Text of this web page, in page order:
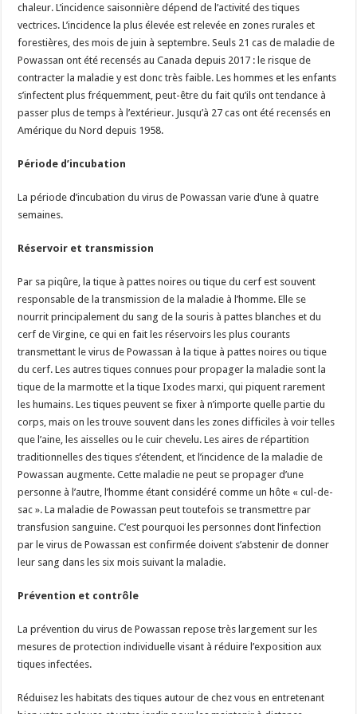
chaleur. L’incidence saisonnière dépend de l’activité des tiques
vectrices. L’incidence la plus élevée est relevée en zones rurales et
forestières, des mois de juin à septembre. Seuls 21 cas de maladie de
Powassan ont été recensés au Canada depuis 2017 : le risque de
contracter la maladie y est donc très faible. Les hommes et les enfants
s’infectent plus fréquemment, peut-être du fait qu’ils ont tendance à
passer plus de temps à l’extérieur. Jusqu’à 27 cas ont été recensés en
Amérique du Nord depuis 1958.
Période d’incubation
La période d’incubation du virus de Powassan varie d’une à quatre
semaines.
Réservoir et transmission
Par sa piqûre, la tique à pattes noires ou tique du cerf est souvent
responsable de la transmission de la maladie à l’homme. Elle se
nourrit principalement du sang de la souris à pattes blanches et du
cerf de Virgine, ce qui en fait les réservoirs les plus courants
transmettant le virus de Powassan à la tique à pattes noires ou tique
du cerf. Les autres tiques connues pour propager la maladie sont la
tique de la marmotte et la tique Ixodes marxi, qui piquent rarement
les humains. Les tiques peuvent se fixer à n’importe quelle partie du
corps, mais on les trouve souvent dans les zones difficiles à voir telles
que l’aine, les aisselles ou le cuir chevelu. Les aires de répartition
traditionnelles des tiques s’étendent, et l’incidence de la maladie de
Powassan augmente. Cette maladie ne peut se propager d’une
personne à l’autre, l’homme étant considéré comme un hôte « cul-de-
sac ». La maladie de Powassan peut toutefois se transmettre par
transfusion sanguine. C’est pourquoi les personnes dont l’infection
par le virus de Powassan est confirmée doivent s’abstenir de donner
leur sang dans les six mois suivant la maladie.
Prévention et contrôle
La prévention du virus de Powassan repose très largement sur les
mesures de protection individuelle visant à réduire l’exposition aux
tiques infectées.
Réduisez les habitats des tiques autour de chez vous en entretenant